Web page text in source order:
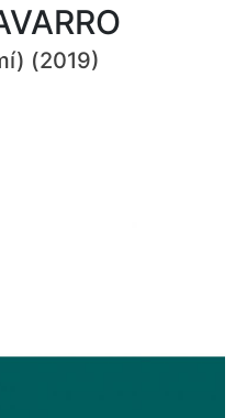
(2019)